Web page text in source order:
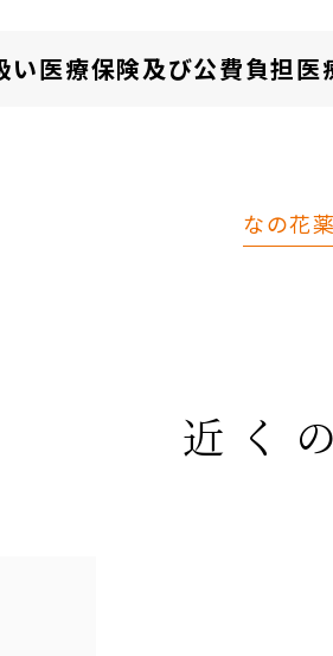
い医療保険及び公費負担医
なの花
近く